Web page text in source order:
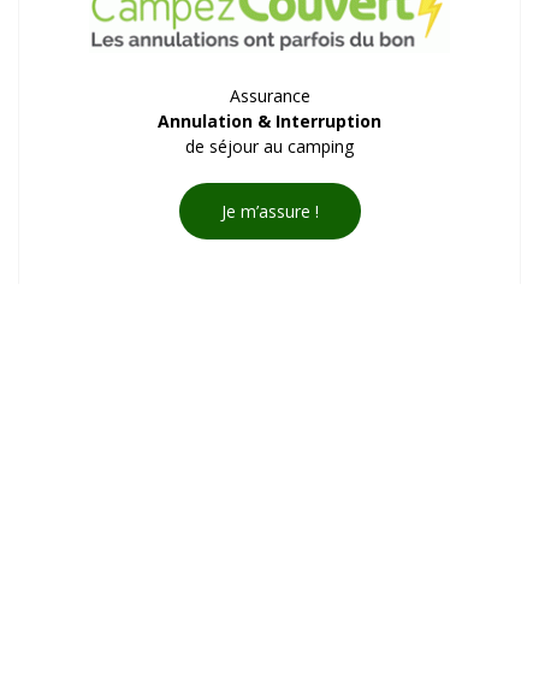
Assurance
Annulation & Interruption
de séjour au camping
Je m’assure !